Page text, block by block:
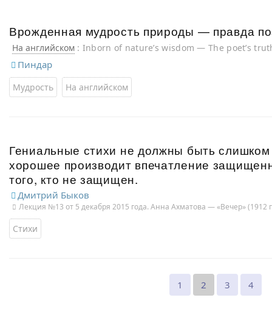
Врожденная мудрость природы — правда
На английском : Inborn of nature’s wisdom — The poet’s
Пиндар
Мудрость На английском
Гениальные стихи не должны быть
хорошее производит впечатление
того, кто не защищен.
Дмитрий Быков
Лекция №13 от 5 декабря 2015 года. Анна Ахматова — «Вечер» (1912
Стихи
1 2 3 4